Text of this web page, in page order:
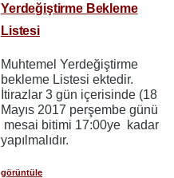
Yerdeğiştirme Bekleme
Listesi
Muhtemel Yerdeğiştirme
bekleme Listesi ektedir.
İtirazlar 3 gün içerisinde (18
Mayıs 2017 perşembe günü
mesai bitimi 17:00ye kadar
yapılmalıdır.
görüntüle